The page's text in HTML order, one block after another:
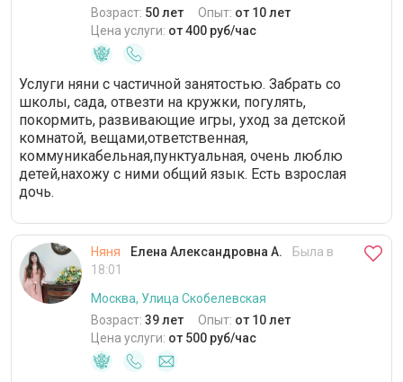
Возраст: 50 лет Опыт: от 10 лет
Цена услуги: от 400 руб/час
Услуги няни с частичной занятостью. Забрать со
школы, сада, отвезти на кружки, погулять,
покормить, развивающие игры, уход за детской
комнатой, вещами,ответственная,
коммуникабельная,пунктуальная, очень люблю
детей,нахожу с ними общий язык. Есть взрослая
дочь.
Няня Елена Александровна А.
Была в
18:01
Москва, Улица Скобелевская
Возраст: 39 лет Опыт: от 10 лет
Цена услуги: от 500 руб/час